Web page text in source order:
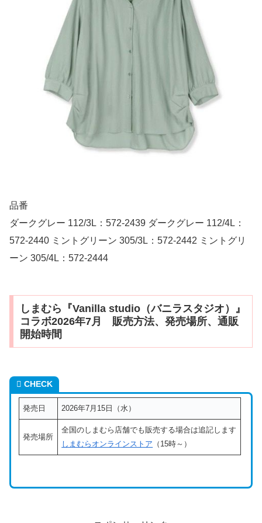
品番
ダークグレー 112/3L：572-2439 ダークグレー 112/4L：
572-2440 ミントグリーン 305/3L：572-2442 ミントグリ
ーン 305/4L：572-2444
しまむら『Vanilla studio（バニラスタジオ）』
コラボ2026年7月 販売方法、発売場所、通販
開始時間
CHECK
発売日 2026年7月15日（水）
発売場所
全国のしまむら店舗でも販売する場合は追記します
しまむらオンラインストア （15時～）